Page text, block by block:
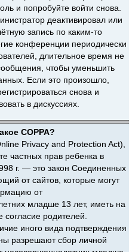
и попробуйте войти снова.
деактивировал или
запись по каким-то
конференции периодически
длительное время не
чтобы уменьшить
Если это произошло,
снова и
в дискуссиях.
COPPA?
Privacy and Protection Act),
частных прав ребенка в
г. — это закон Соединенных
от сайтов, которые могут
от
младше 13 лет, иметь на
согласие родителей.
иного вида подтверждения
разрешают сбор личной